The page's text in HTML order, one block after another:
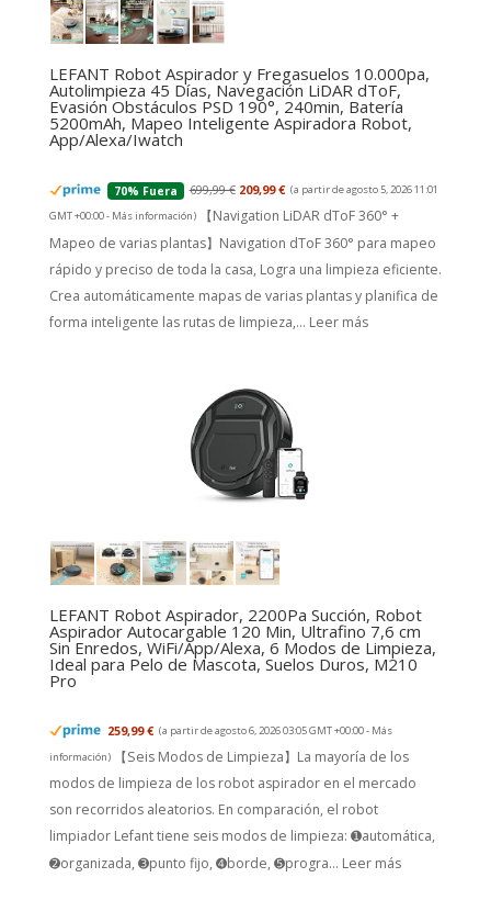
LEFANT Robot Aspirador y Fregasuelos 10.000pa,
Autolimpieza 45 Días, Navegación LiDAR dToF,
Evasión Obstáculos PSD 190°, 240min, Batería
5200mAh, Mapeo Inteligente Aspiradora Robot,
App/Alexa/Iwatch
70% Fuera 699,99 € 209,99 € (a partir de agosto 5, 2026 11:01
GMT +00:00 - Más información)
【Navigation LiDAR dToF 360° +
Mapeo de varias plantas】Navigation dToF 360° para mapeo
rápido y preciso de toda la casa, Logra una limpieza eficiente.
Crea automáticamente mapas de varias plantas y planifica de
forma inteligente las rutas de limpieza,... Leer más
LEFANT Robot Aspirador, 2200Pa Succión, Robot
Aspirador Autocargable 120 Min, Ultrafino 7,6 cm
Sin Enredos, WiFi/App/Alexa, 6 Modos de Limpieza,
Ideal para Pelo de Mascota, Suelos Duros, M210
Pro
259,99 € (a partir de agosto 6, 2026 03:05 GMT +00:00 - Más
información)
【Seis Modos de Limpieza】La mayoría de los
modos de limpieza de los robot aspirador en el mercado
son recorridos aleatorios. En comparación, el robot
limpiador Lefant tiene seis modos de limpieza: ➊automática,
➋organizada, ➌punto fijo, ➍borde, ➎progra... Leer más